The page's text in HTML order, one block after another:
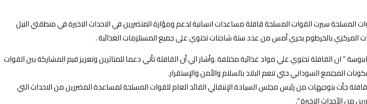
المسلحة سيرت القوات المسلحة قافلة مساعدات انسانية لدعم ومؤازة المتضررين في الاحداث الاخيرة في منطقتي النيل
المركزي بالخرطوم بحري أمس من عدد ستة شاحنات تحتوي على جميع المستلزمات الغذائية .
اوضح المقدم الركن عبدالستار السيد قائد مكتب متابعة الفرقة 22. مشاة ” بابنوسة ” ان القافلة تحتوي علي مواد غذائية مختلفة .وأشار الي أن القافلة تأتي دعما للمتاثرين وتعزيز قيم المشاركة بين القوات
المجتمع السوداني حتي تنعم البلاد بالسلام والأمن والإستقرار.
جأت بتوجيهات من رئيس مجلس السيادة الإنتقالي القائد العام للقوات المسلحة لمساعدة المضررين من الاحداث التي
من الأحداث الاخيرة “.